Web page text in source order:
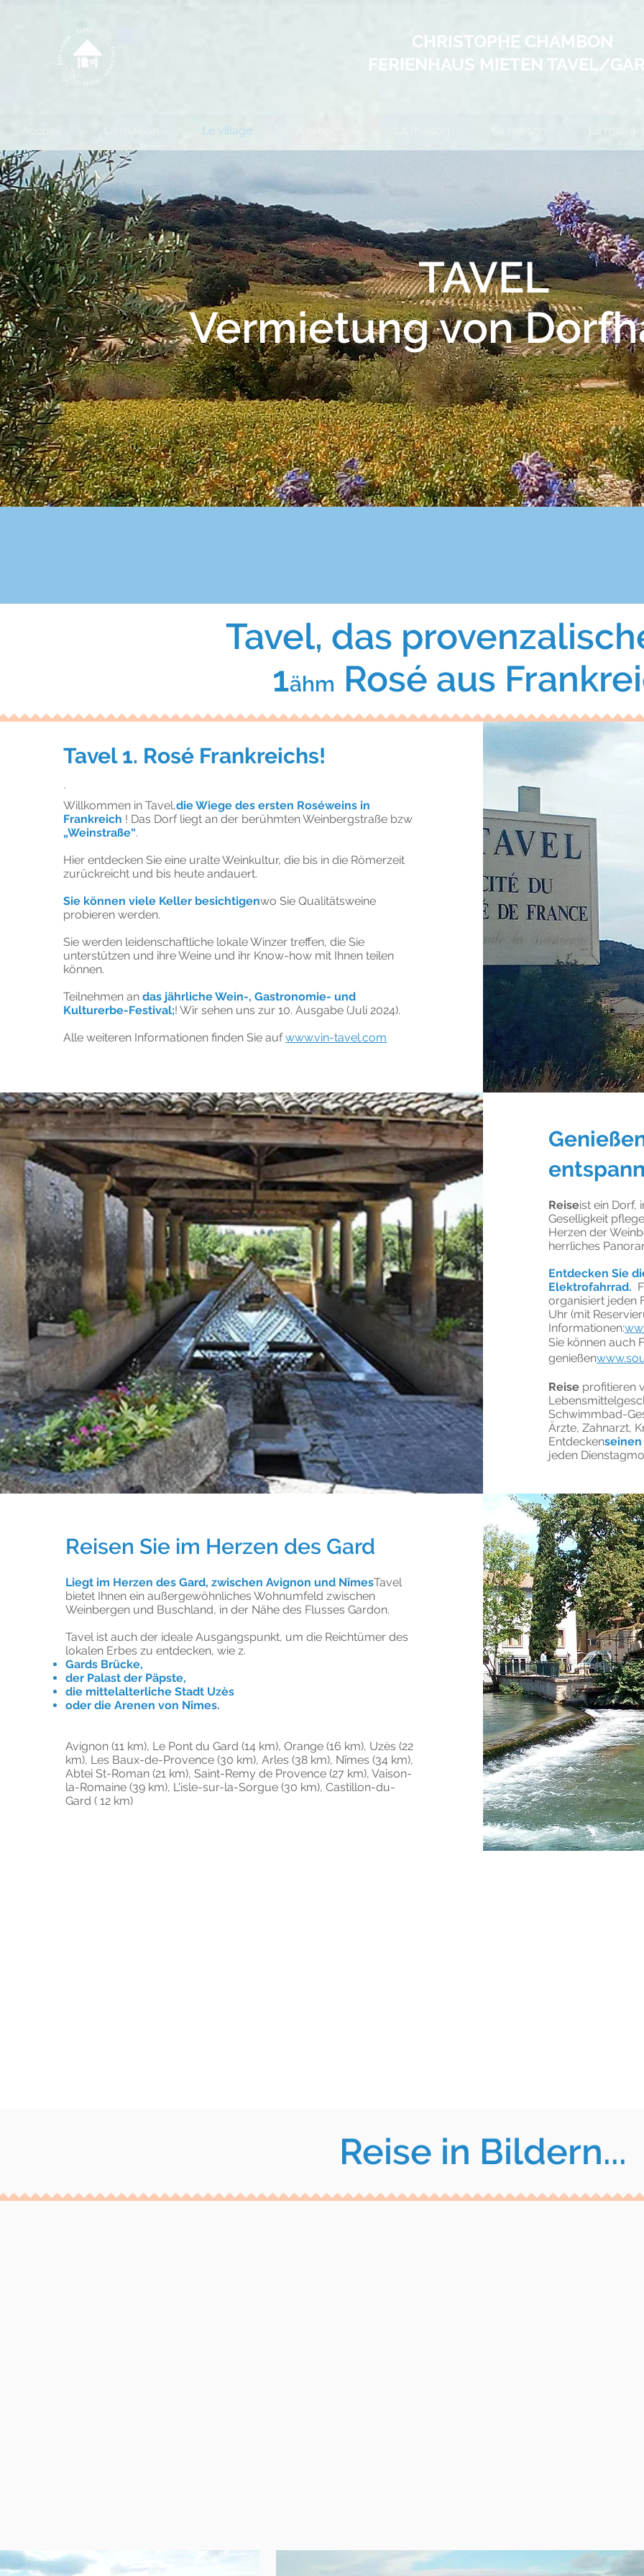
CHRISTOPHE CHAMBON
FERIENHAUS MIETEN TAVEL/
Accueil Le village
TAVEL
Vermietung von
Tavel, das
1ähm Rosé aus
Tavel 1. Rosé Frankreichs!
`
Willkommen in Tavel,die Wiege des ersten Roséweins in
Frankreich ! Das Dorf liegt an der berühmten Weinbergstraße bzw
„Weinstraße“.
Hier entdecken Sie eine uralte Weinkultur, die bis in die Römerzeit
zurückreicht und bis heute andauert.
Sie können viele Keller besichtigenwo Sie Qualitätsweine
probieren werden.
Sie werden leidenschaftliche lokale Winzer treffen, die Sie
unterstützen und ihre Weine und ihr Know-how mit Ihnen teilen
können.
Teilnehmen an das jährliche Wein-, Gastronomie- und
Kulturerbe-Festival;! Wir sehen uns zur 10. Ausgabe (Juli 2024).
Alle weiteren Informationen finden Sie aufwww.vin-tavel.com
Reiseist ein Dorf,
Geselligkeit
Herzen der
herrliches
Entdecken Sie
Elektrofahrrad.
organisiert jeden
Uhr (mit
Informationen:
Sie können auch
genießen
Reise profitieren
Schwimmbad-
Ärzte, Zahnarzt,
Entdecken
jeden
Reisen Sie im Herzen des Gard
Liegt im Herzen des Gard, zwischen Avignon und NîmesTavel
bietet Ihnen ein außergewöhnliches Wohnumfeld zwischen
Weinbergen und Buschland, in der Nähe des Flusses Gardon.
Tavel ist auch der ideale Ausgangspunkt, um die Reichtümer des
lokalen Erbes zu entdecken, wie z.
Gards Brücke,
der Palast der Päpste,
die mittelalterliche Stadt Uzès
oder die Arenen von Nîmes.
Avignon (11 km), Le Pont du Gard (14 km), Orange (16 km), Uzès (22
km), Les Baux-de-Provence (30 km), Arles (38 km), Nîmes (34 km),
Abtei St-Roman (21 km), Saint-Remy de Provence (27 km), Vaison-
la-Romaine (39 km), L'isle-sur-la-Sorgue (30 km), Castillon-du-
Gard ( 12 km)
Reise in Bildern...